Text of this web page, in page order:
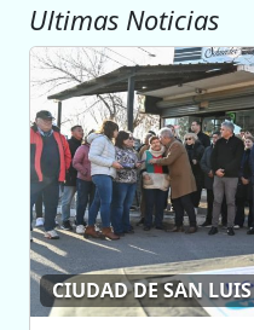
Ultimas Noticias
CIUDAD DE SAN LUIS